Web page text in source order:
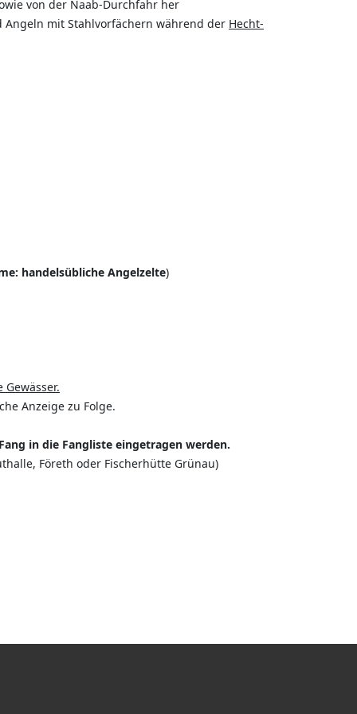
von der Naab-Durchfahr her
Angeln mit Stahlvorfächern während der Hecht-
handelsübliche Angelzelte)
Anzeige zu Folge.
in die Fangliste eingetragen werden.
Företh oder Fischerhütte Grünau)